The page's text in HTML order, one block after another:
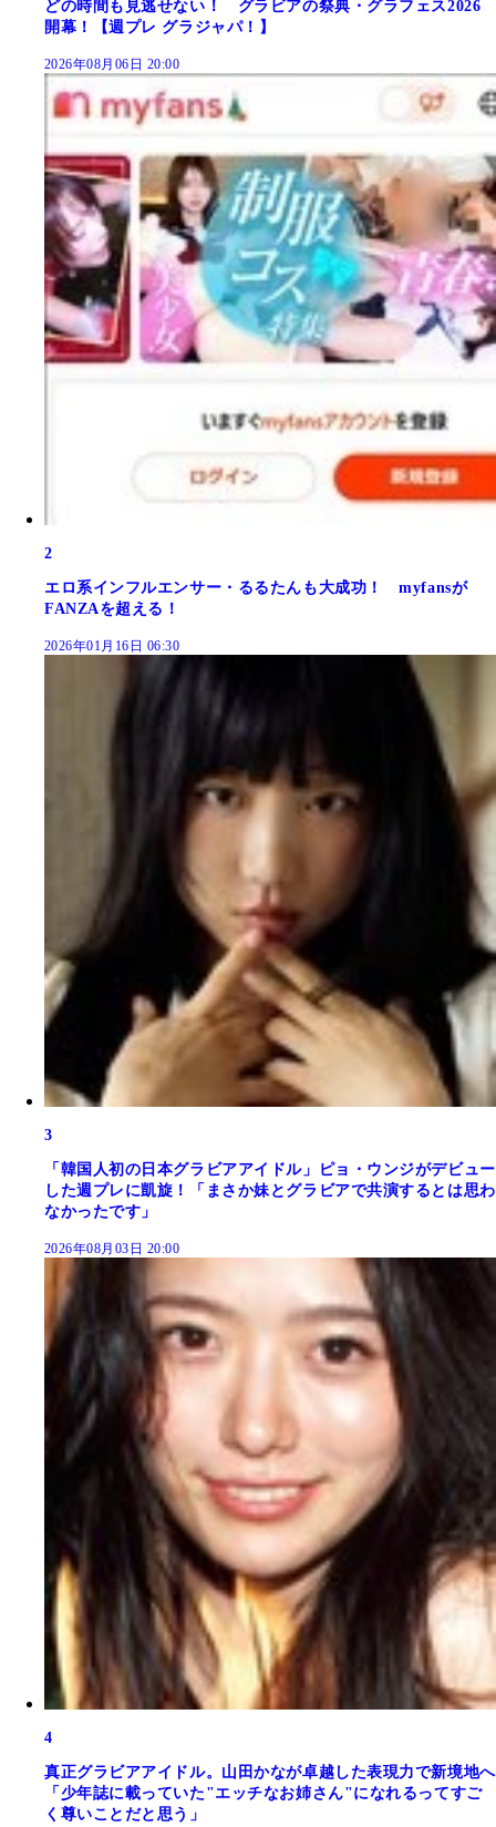
どの時間も見逃せない！ グラビアの祭典・グラフェス2026
開幕！【週プレ グラジャパ！】
2026年08月06日 20:00
2
エロ系インフルエンサー・るるたんも大成功！ myfansが
FANZAを超える！
2026年01月16日 06:30
3
「韓国人初の日本グラビアアイドル」ピョ・ウンジがデビュー
した週プレに凱旋！「まさか妹とグラビアで共演するとは思わ
なかったです」
2026年08月03日 20:00
4
真正グラビアアイドル。山田かなが卓越した表現力で新境地へ
「少年誌に載っていた"エッチなお姉さん"になれるってすご
く尊いことだと思う」